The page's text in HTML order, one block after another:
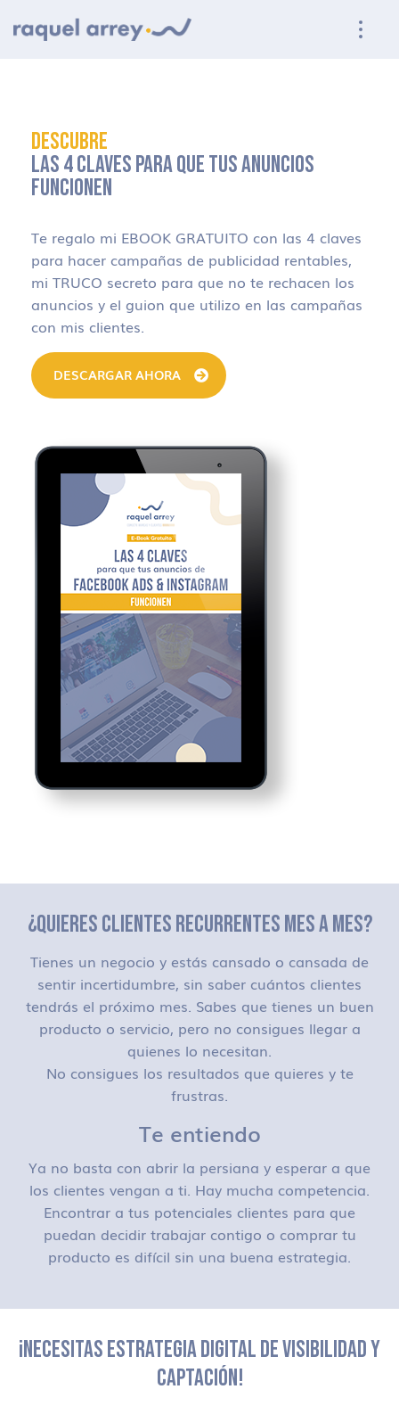
DESCUBRE
LAS 4 CLAVES PARA QUE TUS ANUNCIOS
FUNCIONEN
Te regalo mi EBOOK GRATUITO con las 4 claves
para hacer campañas de publicidad rentables,
mi TRUCO secreto para que no te rechacen los
anuncios y el guion que utilizo en las campañas
con mis clientes.
DESCARGAR AHORA
¿QUIERES CLIENTES RECURRENTES MES A MES?
Tienes un negocio y estás cansado o cansada de
sentir incertidumbre, sin saber cuántos clientes
tendrás el próximo mes. Sabes que tienes un buen
producto o servicio, pero no consigues llegar a
quienes lo necesitan.
No consigues los resultados que quieres y te
frustras.
Te entiendo
Ya no basta con abrir la persiana y esperar a que
los clientes vengan a ti. Hay mucha competencia.
Encontrar a tus potenciales clientes para que
puedan decidir trabajar contigo o comprar tu
producto es difícil sin una buena estrategia.
¡NECESITAS ESTRATEGIA DIGITAL DE VISIBILIDAD Y
CAPTACIÓN!